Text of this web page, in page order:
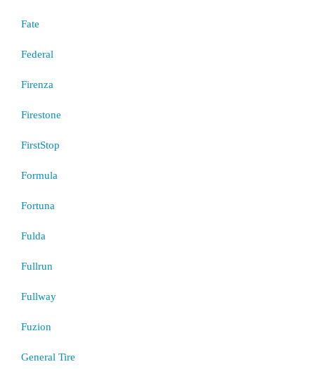
Fate
Federal
Firenza
Firestone
FirstStop
Formula
Fortuna
Fulda
Fullrun
Fullway
Fuzion
General Tire